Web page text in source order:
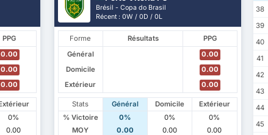
PPG
0.00
0.00
0.00
0%
0.00
Brésil - Copa do Brasil
Récent : 0W / 0D / 0L
Forme Résultats
PPG
Général
0.00
Domicile
0.00
Extérieur
0.00
Stats Général Domicile
Extérieur
% Victoire
0% 0%
0%
MOY
0.00 0.00
0.00
38
39
40
41
42
43
44
45